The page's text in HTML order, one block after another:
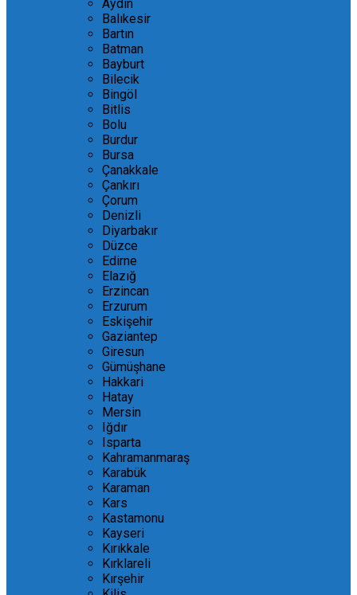
Aydın
Balıkesir
Bartın
Batman
Bayburt
Bilecik
Bingöl
Bitlis
Bolu
Burdur
Bursa
Çanakkale
Çankırı
Çorum
Denizli
Diyarbakır
Düzce
Edirne
Elazığ
Erzincan
Erzurum
Eskişehir
Gaziantep
Giresun
Gümüşhane
Hakkari
Hatay
Mersin
Iğdır
Isparta
Kahramanmaraş
Karabük
Karaman
Kars
Kastamonu
Kayseri
Kırıkkale
Kırklareli
Kırşehir